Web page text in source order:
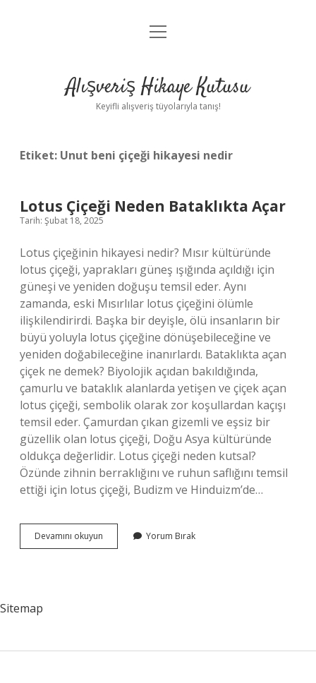
Anasayfa
Yasal Uyarı
menüyü
Alışveriş Hikaye Kutusu
Keyifli alışveriş tüyolarıyla tanış!
Etiket: Unut beni çiçeği hikayesi nedir
Lotus Çiçeği Neden Bataklıkta Açar
Tarih: Şubat 18, 2025
Lotus çiçeğinin hikayesi nedir? Mısır kültüründe
lotus çiçeği, yaprakları güneş ışığında açıldığı için
güneşi ve yeniden doğuşu temsil eder. Aynı
zamanda, eski Mısırlılar lotus çiçeğini ölümle
ilişkilendirirdi. Başka bir deyişle, ölü insanların bir
büyü yoluyla lotus çiçeğine dönüşebileceğine ve
yeniden doğabileceğine inanırlardı. Bataklıkta açan
çiçek ne demek? Biyolojik açıdan bakıldığında,
çamurlu ve bataklık alanlarda yetişen ve çiçek açan
lotus çiçeği, sembolik olarak zor koşullardan kaçışı
temsil eder. Çamurdan çıkan gizemli ve eşsiz bir
güzellik olan lotus çiçeği, Doğu Asya kültüründe
oldukça değerlidir. Lotus çiçeği neden kutsal?
Özünde zihnin berraklığını ve ruhun saflığını temsil
ettiği için lotus çiçeği, Budizm ve Hinduizm’de…
Devamını okuyun
Çiçeği
Yorum Bırak
Sitemap